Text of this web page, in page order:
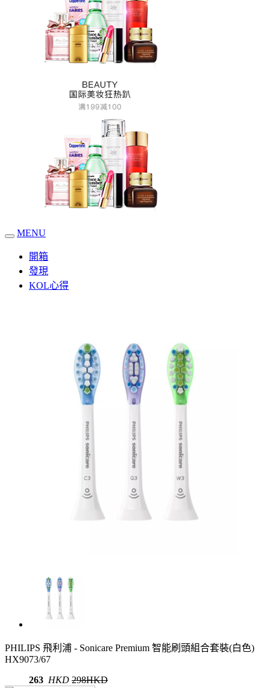
MENU
開箱
發現
KOL心得
PHILIPS 飛利浦 - Sonicare Premium 智能刷頭組合套裝(白色)
HX9073/67
263 HKD 298HKD